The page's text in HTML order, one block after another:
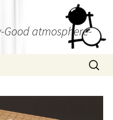
atmosphere-
Search
for: